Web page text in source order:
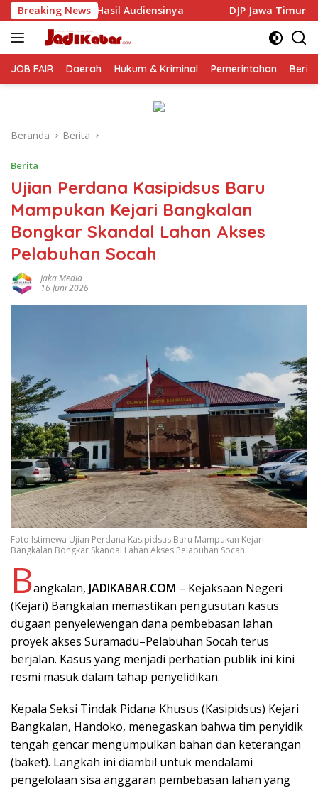
Langsung
ke
konten
Breaking NewsDJP Jawa Timur Gandeng GP Ansor
JOB FAIR Daerah Hukum & Kriminal Pemerintahan
Beranda Berita
Berita
Ujian Perdana Kasipidsus Baru
Mampukan Kejari Bangkalan
Bongkar Skandal Lahan Akses
Pelabuhan Socah
Jaka Media
16 Juni 2026
Foto Istimewa Ujian Perdana Kasipidsus Baru Mampukan Kejari
Bangkalan Bongkar Skandal Lahan Akses Pelabuhan Socah
Bangkalan, JADIKABAR.COM – Kejaksaan Negeri
(Kejari) Bangkalan memastikan pengusutan kasus
dugaan penyelewengan dana pembebasan lahan
proyek akses Suramadu–Pelabuhan Socah terus
berjalan. Kasus yang menjadi perhatian publik ini kini
resmi masuk dalam tahap penyelidikan.
Kepala Seksi Tindak Pidana Khusus (Kasipidsus) Kejari
Bangkalan, Handoko, menegaskan bahwa tim penyidik
tengah gencar mengumpulkan bahan dan keterangan
(baket). Langkah ini diambil untuk mendalami
pengelolaan sisa anggaran pembebasan lahan yang